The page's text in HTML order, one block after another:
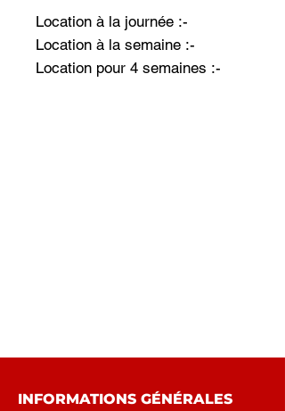
Location à la journée :-
Location à la semaine :-
Location pour 4 semaines :-
INFORMATIONS GÉNÉRALES